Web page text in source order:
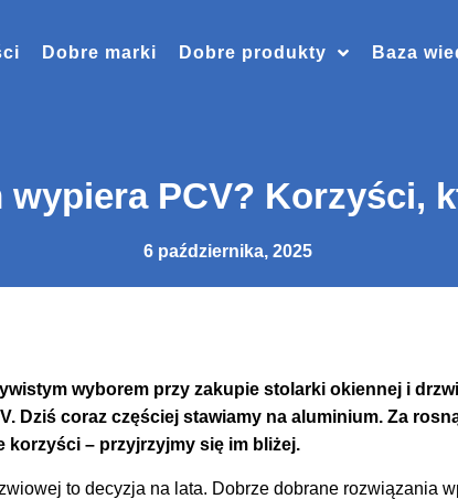
Dobre marki Dobre produkty Baza
PCV? Korzyści,
6 października, 2025
wyborem przy zakupie stolarki okiennej i
Dziś coraz częściej stawiamy na aluminium. Za
korzyści – przyjrzyjmy się im bliżej.
to decyzja na lata. Dobrze dobrane rozwiązania